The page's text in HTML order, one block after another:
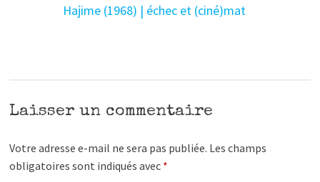
Hajime (1968) | échec et (ciné)mat
Laisser un commentaire
Votre adresse e-mail ne sera pas publiée. Les champs
obligatoires sont indiqués avec *